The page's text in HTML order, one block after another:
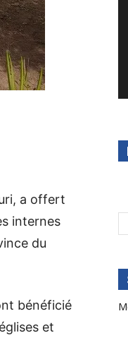
a offert
internes
du
bénéficié
et